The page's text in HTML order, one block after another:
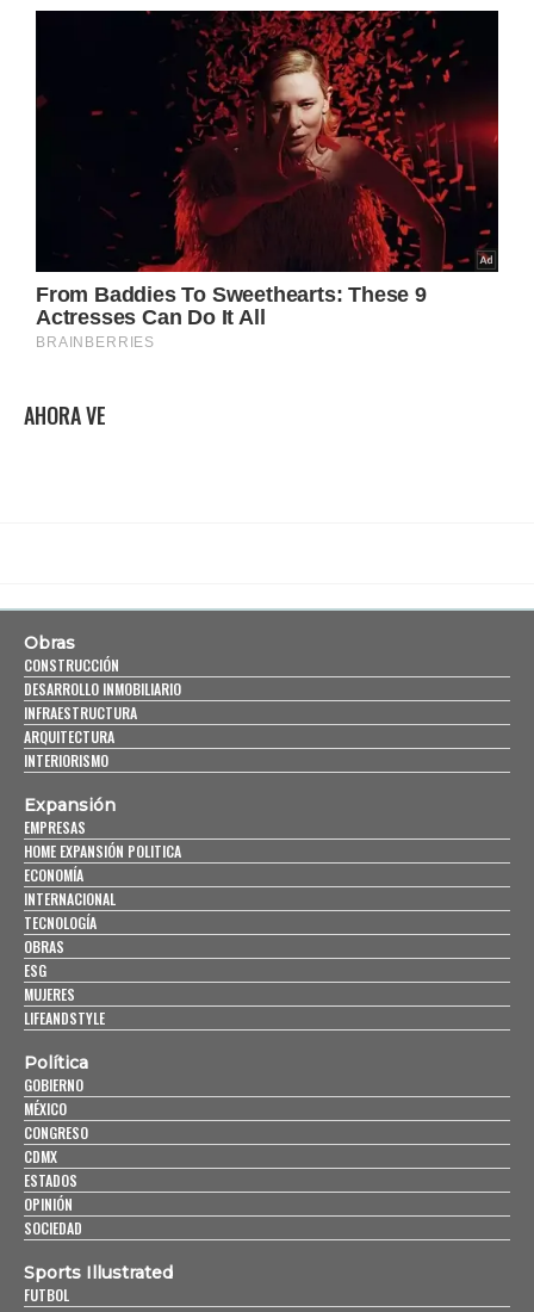
AHORA VE
Obras
CONSTRUCCIÓN
DESARROLLO INMOBILIARIO
INFRAESTRUCTURA
ARQUITECTURA
INTERIORISMO
Expansión
EMPRESAS
HOME EXPANSIÓN POLITICA
ECONOMÍA
INTERNACIONAL
TECNOLOGÍA
OBRAS
ESG
MUJERES
LIFEANDSTYLE
Política
GOBIERNO
MÉXICO
CONGRESO
CDMX
ESTADOS
OPINIÓN
SOCIEDAD
Sports Illustrated
FUTBOL